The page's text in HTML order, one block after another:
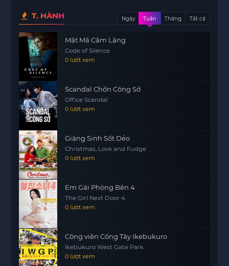
T. HÀNH Ngày Tuần Tháng Tất cả
Mật Mã Câm Lặng
Code of Silence
0 lượt xem
Scandal Chốn Công Sở
Office Scandal
0 lượt xem
Giáng Sinh Sốt Dẻo
Christmas, Love and Fudge
0 lượt xem
Em Gái Phòng Bên 4
The Girl Next Door 4
0 lượt xem
Công viên Cổng Tây Ikebukuro
Ikebukuro West Gate Park
0 lượt xem